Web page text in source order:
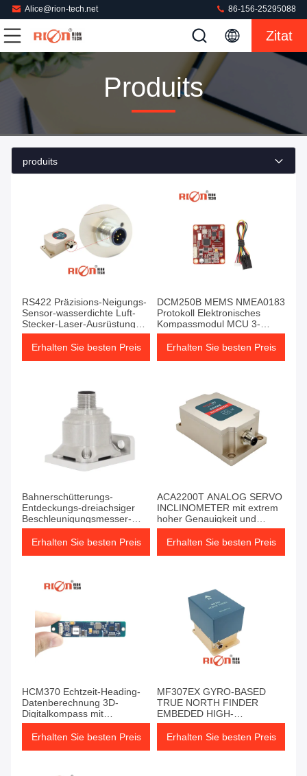
Alice@rion-tech.net 86-156-25295088
Zitat
Produits
produits
RS422 Präzisions-Neigungs-
Sensor-wasserdichte Luft-
Stecker-Laser-Ausrüstung
DCs 9V Position
Erhalten Sie besten Preis
DCM250B MEMS NMEA0183
Protokoll Elektronisches
Kompassmodul MCU 3-
Achse Hochverlässlich
Erhalten Sie besten Preis
Bahnerschütterungs-
Entdeckungs-dreiachsiger
Beschleunigungsmesser-
Zug-Monitor
Erhalten Sie besten Preis
ACA2200T ANALOG SERVO
INCLINOMETER mit extrem
hoher Genauigkeit und
starkem EMI-Widerstand
Erhalten Sie besten Preis
HCM370 Echtzeit-Heading-
Datenberechnung 3D-
Digitalkompass mit
Neigungskompensation
Erhalten Sie besten Preis
MF307EX GYRO-BASED
TRUE NORTH FINDER
EMBEDED HIGH-
PRECISION-CONTROL
Erhalten Sie besten Preis